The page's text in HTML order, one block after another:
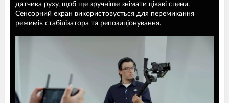
датчика руху, щоб ще зручніше знімати цікаві сцени.
Сенсорний екран використовується для перемикання
режимів стабілізатора та репозиціонування.